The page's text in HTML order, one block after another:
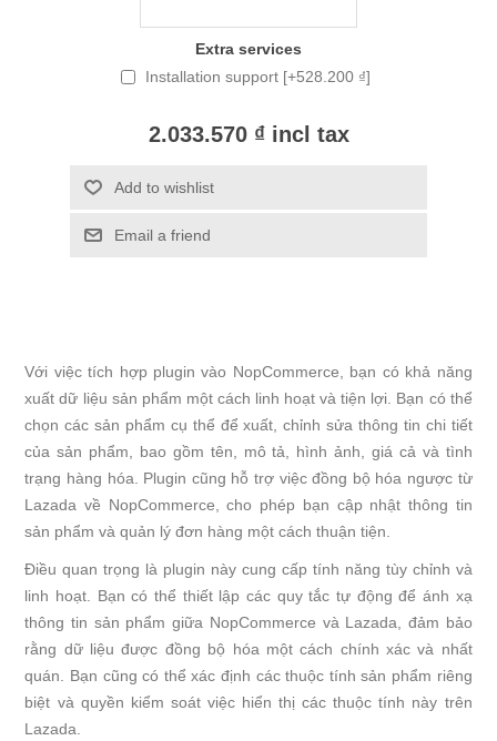
Extra services
Installation support [+528.200 ₫]
2.033.570 ₫ incl tax
Add to wishlist
Email a friend
Với việc tích hợp plugin vào NopCommerce, bạn có khả năng
xuất dữ liệu sản phẩm một cách linh hoạt và tiện lợi. Bạn có thể
chọn các sản phẩm cụ thể để xuất, chỉnh sửa thông tin chi tiết
của sản phẩm, bao gồm tên, mô tả, hình ảnh, giá cả và tình
trạng hàng hóa. Plugin cũng hỗ trợ việc đồng bộ hóa ngược từ
Lazada về NopCommerce, cho phép bạn cập nhật thông tin
sản phẩm và quản lý đơn hàng một cách thuận tiện.
Điều quan trọng là plugin này cung cấp tính năng tùy chỉnh và
linh hoạt. Bạn có thể thiết lập các quy tắc tự động để ánh xạ
thông tin sản phẩm giữa NopCommerce và Lazada, đảm bảo
rằng dữ liệu được đồng bộ hóa một cách chính xác và nhất
quán. Bạn cũng có thể xác định các thuộc tính sản phẩm riêng
biệt và quyền kiểm soát việc hiển thị các thuộc tính này trên
Lazada.